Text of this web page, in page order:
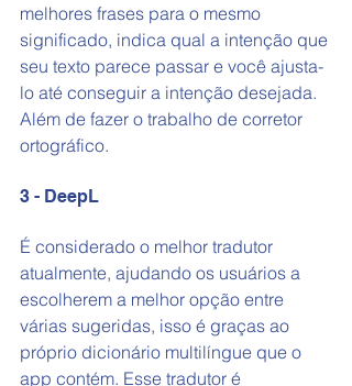
melhores frases para o mesmo
significado, indica qual a intenção que
seu texto parece passar e você ajusta-
lo até conseguir a intenção desejada.
Além de fazer o trabalho de corretor
ortográfico.
3 - DeepL
É considerado o melhor tradutor
atualmente, ajudando os usuários a
escolherem a melhor opção entre
várias sugeridas, isso é graças ao
próprio dicionário multilíngue que o
app contém. Esse tradutor é